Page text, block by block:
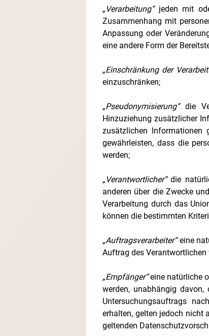
„Verarbeitung“jeden mit
Zusammenhang mit
Anpassung oder
eine andere Form der
„Einschränkung der
einzuschränken;
„Pseudonymisierung“die
Hinzuziehung zusätzlicher
zusätzlichen Informationen
gewährleisten, dass die
werden;
„Verantwortlicher“die
anderen über die Zwecke
Verarbeitung durch das
können die bestimmten
„Auftragsverarbeiter“eine
Auftrag des Verantwortlichen
„Empfänger“eine natürliche
werden, unabhängig
Untersuchungsauftrags
erhalten, gelten jedoch nicht
geltenden